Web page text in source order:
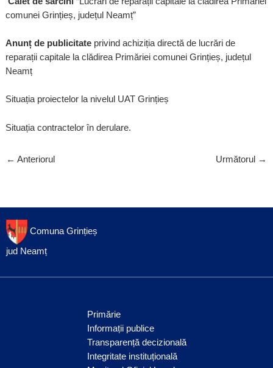
comunei Grințieș, județul Neamț”
Anunț de publicitate privind achiziția directă de lucrări de
reparații capitale la clădirea Primăriei comunei Grințieș, județul
Neamț
Situația proiectelor la nivelul UAT Grințieș
Situația contractelor în derulare.
← Anteriorul Următorul →
Comuna Grințieș
jud Neamț
Primărie
Informații publice
Transparență decizională
Integritate instituțională